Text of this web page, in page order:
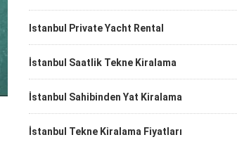
Istanbul Private Yacht Rental
İstanbul Saatlik Tekne Kiralama
İstanbul Sahibinden Yat Kiralama
İstanbul Tekne Kiralama Fiyatları